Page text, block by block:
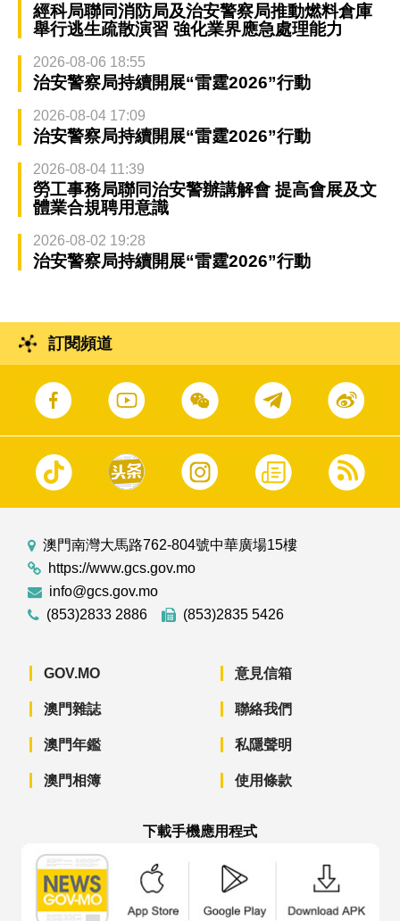
經科局聯同消防局及治安警察局推動燃料倉庫
舉行逃生疏散演習 強化業界應急處理能力
2026-08-06 18:55
治安警察局持續開展“雷霆2026”行動
2026-08-04 17:09
治安警察局持續開展“雷霆2026”行動
2026-08-04 11:39
勞工事務局聯同治安警辦講解會 提高會展及文
體業合規聘用意識
2026-08-02 19:28
治安警察局持續開展“雷霆2026”行動
訂閱頻道
澳門南灣大馬路762-804號中華廣場15樓
https://www.gcs.gov.mo
info@gcs.gov.mo
(853)2833 2886
(853)2835 5426
GOV.MO
澳門雜誌
澳門年鑑
澳門相簿
意見信箱
聯絡我們
私隱聲明
使用條款
下載手機應用程式